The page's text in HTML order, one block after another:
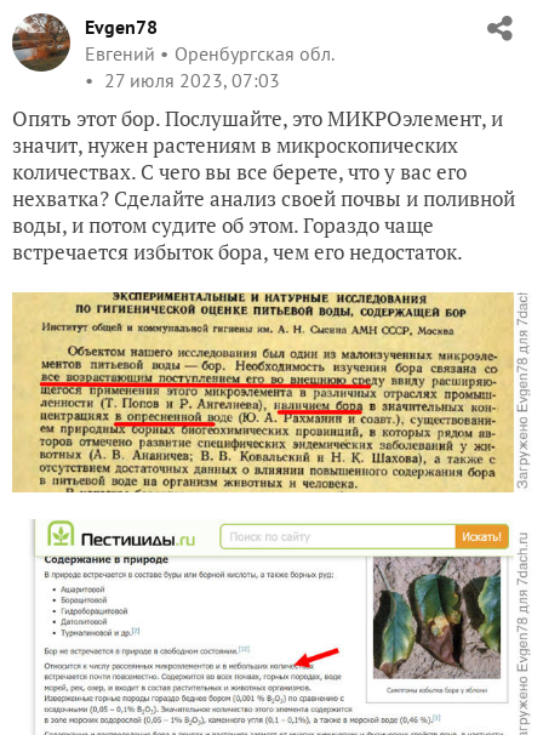
Evgen78
Евгений
Оренбургская обл.
27 июля 2023, 07:03
Опять этот бор. Послушайте, это МИКРОэлемент, и
значит, нужен растениям в микроскопических
количествах. С чего вы все берете, что у вас его
нехватка? Сделайте анализ своей почвы и поливной
воды, и потом судите об этом. Гораздо чаще
встречается избыток бора, чем его недостаток.